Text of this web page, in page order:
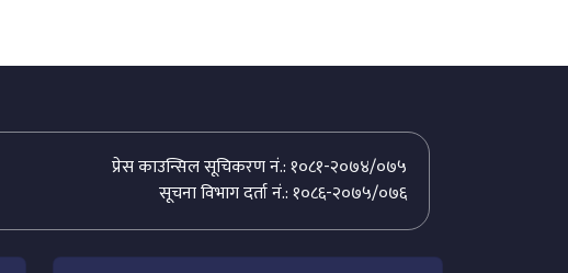
प्रेस काउन्सिल सूचिकरण नं.: १०८१-२०७४/०७५
सूचना विभाग दर्ता नं.: १०८६-२०७५/०७६